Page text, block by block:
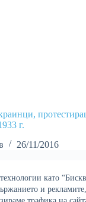
като
и
г.
26/11/2016